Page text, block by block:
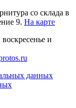
со склада в
9. На карте
и
данных